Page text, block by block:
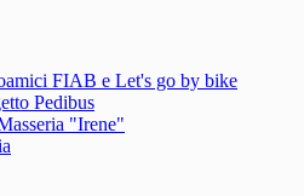
FIAB e Let's go by bike
Pedibus
"Irene"